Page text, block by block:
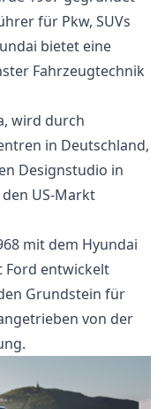
für Pkw, SUVs
bietet eine
Fahrzeugtechnik
wird durch
in Deutschland,
Designstudio in
US-Markt
mit dem Hyundai
Ford entwickelt
Grundstein für
von der